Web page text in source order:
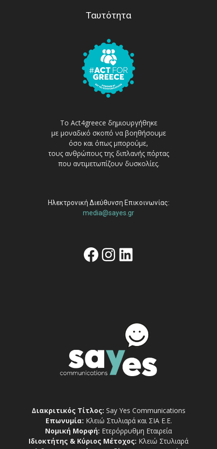
Ταυτότητα
Το Act4greece δημιουργήθηκε
με μοναδικό σκοπό να βοηθήσουμε
όσο και όπως μπορούμε,
τους ανθρώπους της διπλανής πόρτας
που αντιμετωπίζουν δυσκολίες.
Ηλεκτρονική Διεύθυνση Επικοινωνίας:
media@sayes.gr
Facebook
Instagram
Linkedin
Διακριτικός Τίτλος: Say Yes Communications
Επωνυμία: Κλειώ Στυλιαρά και ΣΙΑ Ε.Ε.
Νομική Μορφή: Ετερόρρυθμη Εταιρεία
Ιδιοκτήτης & Κύριος Μέτοχος: Κλειώ Στυλιαρά